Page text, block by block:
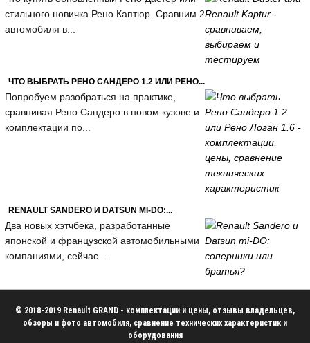
стильного новичка Рено Каптюр. Сравним 2
автомобиля в...
ЧТО ВЫБРАТЬ РЕНО САНДЕРО 1.2 ИЛИ РЕНО...
Попробуем разобраться на практике,
сравнивая Рено Сандеро в новом кузове и
комплектации по...
RENAULT SANDERO И DATSUN MI-DO:...
Два новых хэтчбека, разработанные
японской и французской автомобильными
компаниями, сейчас...
© 2018-2019 Renault GRAND - комплектации и цены, отзывы владельцев,
обзоры и фото автомобиля, сравнение технических характеристик и
оборудования